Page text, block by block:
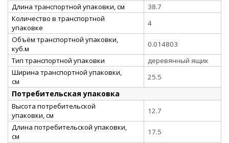
Длина транспортной упаковки, см
38.7
Количество в транспортной
упаковке
4
Объём транспортной упаковки,
куб.м
0.014803
Тип транспортной упаковки
деревянный ящик
Ширина транспортной упаковки,
см
25.5
Потребительская упаковка
Высота потребительской
упаковки, см
12.7
Длина потребительской упаковки,
см
17.5